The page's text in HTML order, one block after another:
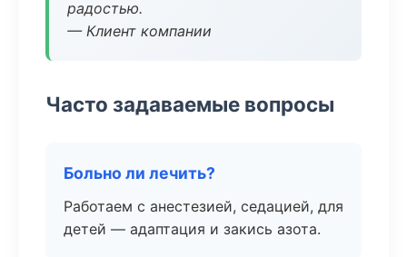
радостью.
— Клиент компании
Часто задаваемые вопросы
Больно ли лечить?
Работаем с анестезией, седацией, для
детей — адаптация и закись азота.